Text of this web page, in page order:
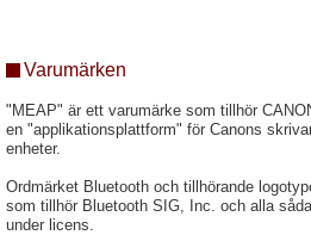
Varumärken
"MEAP" är ett varumärke som tillhör
en "applikationsplattform" för Canons
enheter.
Ordmärket Bluetooth och tillhörande
som tillhör Bluetooth SIG, Inc. och alla
under licens.